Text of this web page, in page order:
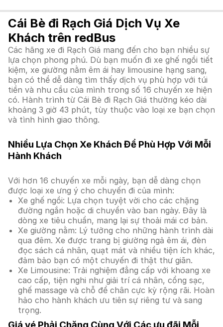
Cái Bè đi Rạch Giá Dịch Vụ Xe
Khách trên redBus
Các hãng xe đi Rạch Giá mang đến cho bạn nhiều sự
lựa chọn phong phú. Dù bạn muốn đi xe ghế ngồi tiết
kiệm, xe giường nằm êm ái hay limousine hạng sang,
bạn có thể dễ dàng tìm thấy dịch vụ phù hợp với túi
tiền và nhu cầu của mình trong số 16 chuyến xe hiện
có. Hành trình từ Cái Bè đi Rạch Giá thường kéo dài
khoảng 3 giờ 43 phút, tùy thuộc vào loại xe bạn chọn
và tình hình giao thông.
Nhiều Lựa Chọn Xe Khách Để Phù Hợp Với Mỗi
Hành Khách
Với hơn 16 chuyến xe mỗi ngày, bạn dễ dàng chọn
được loại xe ưng ý cho chuyến đi của mình:
Xe ghế ngồi: Lựa chọn tuyệt vời cho các chặng
đường ngắn hoặc di chuyển vào ban ngày. Đây là
dòng xe tiêu chuẩn, mang lại sự thoải mái cơ bản.
Xe giường nằm: Lý tưởng cho những hành trình dài
qua đêm. Xe được trang bị giường ngả êm ái, đèn
đọc sách cá nhân, quạt mát và nhiều tiện ích khác,
đảm bảo bạn có một chuyến đi thật thư giãn.
Xe Limousine: Trải nghiệm đẳng cấp với khoang xe
cao cấp, tiện nghi như giải trí cá nhân, cổng sạc,
ghế massage và chỗ để chân cực kỳ rộng rãi. Hoàn
hảo cho hành khách ưu tiên sự riêng tư và sang
trọng.